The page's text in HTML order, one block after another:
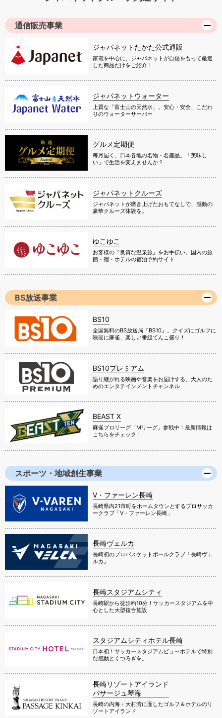
通信販売事業
ジャパネットたかた公式通販
家電を中心に、ジャパネットが自信をもって厳選
した商品だけをご紹介！
ジャパネットウォーター
上質な「富士山の天然水」。安心・安全、こだわ
りのウォーターサーバー
グルメ定期便
毎月届く、日本各地の名物・名産品。「美味し
い」で生活を変えませんか？
ジャパネットクルーズ
ジャパネットが磨き上げたおもてなしで、感動の
豪華クルーズ体験を。
ゆこゆこ
お客様の『良質な温泉旅』をお手伝い。国内の旅
館・宿・ホテルの宿泊予約サイト
BS放送事業
BS10
全国無料のBS放送局『BS10』。クイズにゴルフに
映画に麻雀、楽しい番組てんこ盛り！
BS10プレミアム
語り継がれる映画や音楽をお届けする、大人のた
めのエンタテインメントチャンネル
BEAST X
麻雀プロリーグ「Mリーグ」参戦中！最新情報は
こちらをチェック！
スポーツ・地域創生事業
V・ファーレン長崎
長崎県内21市町をホームタウンとするプロサッカ
ークラブ「V・ファーレン長崎」
長崎ヴェルカ
長崎初のプロバスケットボールクラブ「長崎ヴェ
ルカ」
長崎スタジアムシティ
長崎駅から徒歩約10分！サッカースタジアムを中
心とした大型複合施設
スタジアムシティホテル長崎
日本初！サッカースタジアムビューホテルで特別
な感動とくつろぎを。
長崎リゾートアイランド
パサージュ琴海
長崎の内海・大村湾に面したゴルフ＆ホテルのリ
ゾートアイランド